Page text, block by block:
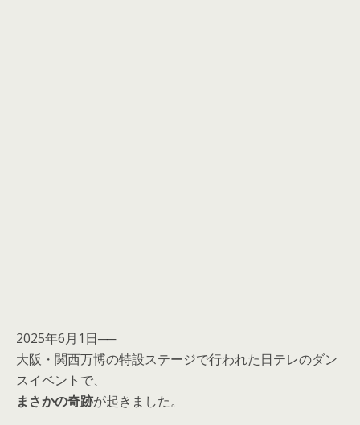
2025年6月1日──
大阪・関西万博の特設ステージで行われた日テレのダン
スイベントで、
まさかの奇跡が起きました。